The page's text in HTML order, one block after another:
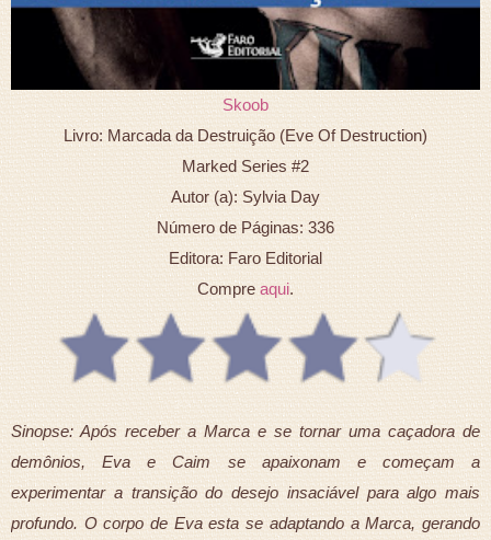
Skoob
Livro: Marcada da Destruição (Eve Of Destruction)
Marked Series #2
Autor (a): Sylvia Day
Número de Páginas: 336
Editora: Faro Editorial
Compre aqui.
Sinopse: Após receber a Marca e se tornar uma caçadora de
demônios, Eva e Caim se apaixonam e começam a
experimentar a transição do desejo insaciável para algo mais
profundo. O corpo de Eva esta se adaptando a Marca, gerando